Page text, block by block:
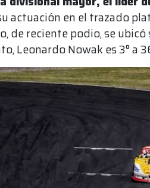
actuación en el trazado
de reciente podio, se
Leonardo Nowak es 3° a